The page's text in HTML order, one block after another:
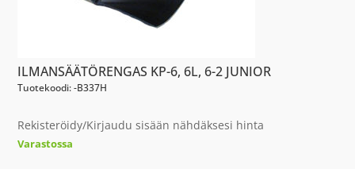
ILMANSÄÄTÖRENGAS KP-6, 6L, 6-2 JUNIOR
Tuotekoodi: -B337H
Rekisteröidy/Kirjaudu sisään nähdäksesi hinta
Varastossa